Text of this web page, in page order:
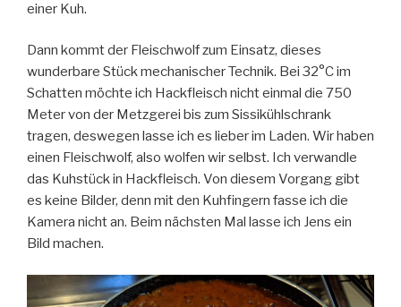
einer Kuh.
Dann kommt der Fleischwolf zum Einsatz, dieses
wunderbare Stück mechanischer Technik. Bei 32°C im
Schatten möchte ich Hackfleisch nicht einmal die 750
Meter von der Metzgerei bis zum Sissikühlschrank
tragen, deswegen lasse ich es lieber im Laden. Wir haben
einen Fleischwolf, also wolfen wir selbst. Ich verwandle
das Kuhstück in Hackfleisch. Von diesem Vorgang gibt
es keine Bilder, denn mit den Kuhfingern fasse ich die
Kamera nicht an. Beim nächsten Mal lasse ich Jens ein
Bild machen.